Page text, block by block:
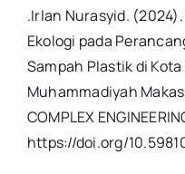
.Irlan Nurasyid.
Ekologi pada
Sampah Plastik di
Muhammadiyah
COMPLEX
https://doi.org/